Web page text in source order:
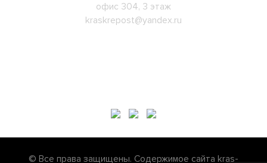
офис 304, 3 этаж
kraskrepost@yandex.ru
© Все права защищены. Содержимое сайта kras-